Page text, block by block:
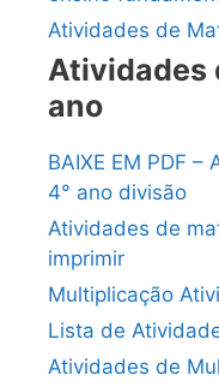
Atividades de
Atividades
ano
BAIXE EM PDF
4° ano divisão
Atividades de
imprimir
Multiplicação
Lista de
Atividades de